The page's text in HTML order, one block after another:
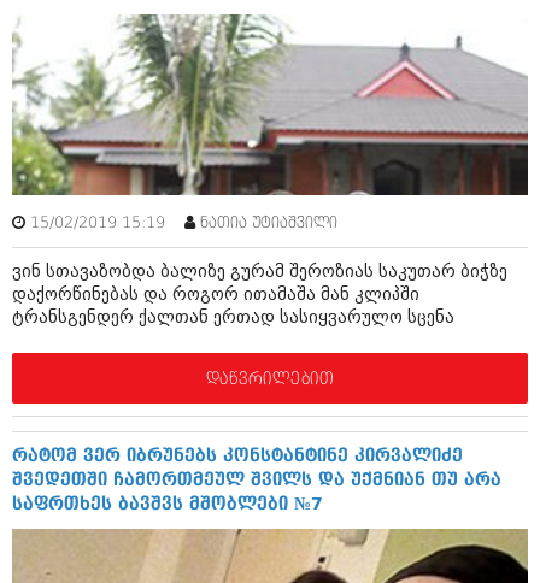
პოლიტიკა
ინტერვიუები
ამბები
საზოგადოება
მოდი, ვილაპარაკოთ
რელიგია
მედიცინა
სპორტი
კადრს მიღმა
ინტერვიუები
ამბები
საზოგადოება
მოდი, ვილაპარაკოთ
მოდა + დიზაინი
რელიგია
მედიცინა
კადრს მიღმა
კულინარია
ავტორჩევები
15/02/2019 15:19 ნათია უტიაშვილი
ვინ სთავაზობდა ბალიზე გურამ შეროზიას საკუთარ ბიჭზე
დაქორწინებას და როგორ ითამაშა მან კლიპში
ტრანსგენდერ ქალთან ერთად სასიყვარულო სცენა
დაწვრილებით
რატომ ვერ იბრუნებს კონსტანტინე კირვალიძე
შვედეთში ჩამორთმეულ შვილს და უქმნიან თუ არა
საფრთხეს ბავშვს მშობლები №7